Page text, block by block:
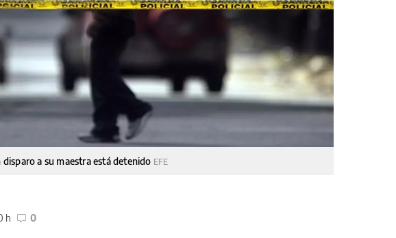
a su maestra está detenido EFE
h 0